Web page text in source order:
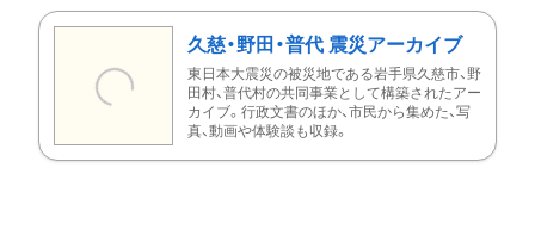
久慈・野田・普代 震災アーカイブ
東日本大震災の被災地である岩手県久慈市、野
田村、普代村の共同事業として構築されたアー
カイブ。行政文書のほか、市民から集めた、写
真、動画や体験談も収録。